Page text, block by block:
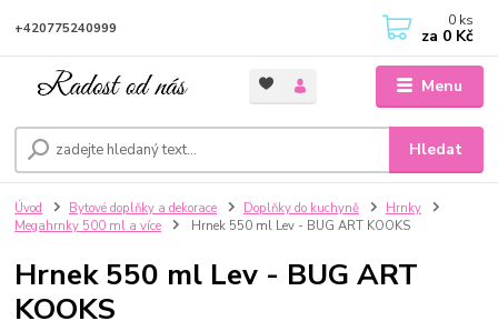
Menu
Hledat
+420775240999 0 ks
za 0 Kč
Úvod Bytové doplňky a dekorace Doplňky do kuchyně
Hrnky
Megahrnky 500 ml a více
Hrnek 550 ml Lev - BUG ART KOOKS
Hrnek 550 ml Lev - BUG ART
KOOKS